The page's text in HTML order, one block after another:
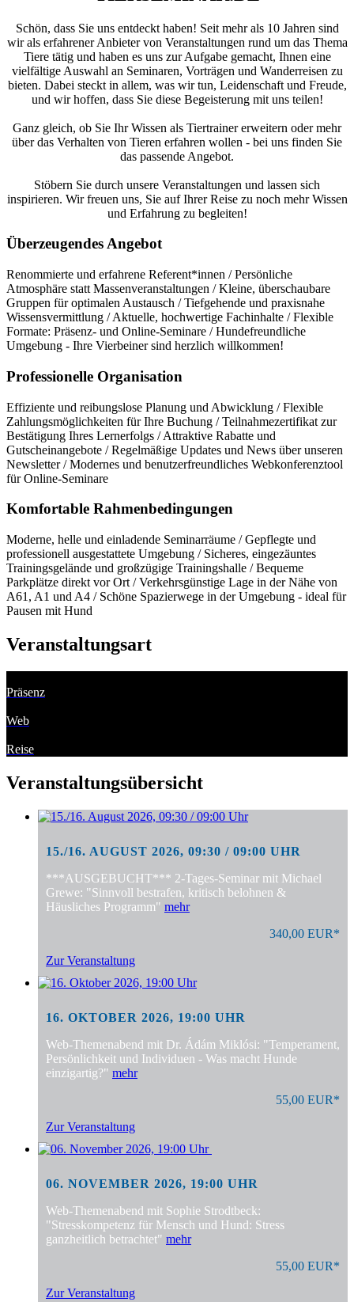
Schön, dass Sie uns entdeckt haben! Seit mehr als 10 Jahren sind
wir als erfahrener Anbieter von Veranstaltungen rund um das Thema
Tiere tätig und haben es uns zur Aufgabe gemacht, Ihnen eine
vielfältige Auswahl an Seminaren, Vorträgen und Wanderreisen zu
bieten. Dabei steckt in allem, was wir tun, Leidenschaft und Freude,
und wir hoffen, dass Sie diese Begeisterung mit uns teilen!
Ganz gleich, ob Sie Ihr Wissen als Tiertrainer erweitern oder mehr
über das Verhalten von Tieren erfahren wollen - bei uns finden Sie
das passende Angebot.
Stöbern Sie durch unsere Veranstaltungen und lassen sich
inspirieren. Wir freuen uns, Sie auf Ihrer Reise zu noch mehr Wissen
und Erfahrung zu begleiten!
Überzeugendes Angebot
Renommierte und erfahrene Referent*innen / Persönliche
Atmosphäre statt Massenveranstaltungen / Kleine, überschaubare
Gruppen für optimalen Austausch / Tiefgehende und praxisnahe
Wissensvermittlung / Aktuelle, hochwertige Fachinhalte / Flexible
Formate: Präsenz- und Online-Seminare / Hundefreundliche
Umgebung - Ihre Vierbeiner sind herzlich willkommen!
Professionelle Organisation
Effiziente und reibungslose Planung und Abwicklung / Flexible
Zahlungsmöglichkeiten für Ihre Buchung / Teilnahmezertifikat zur
Bestätigung Ihres Lernerfolgs / Attraktive Rabatte und
Gutscheinangebote / Regelmäßige Updates und News über unseren
Newsletter / Modernes und benutzerfreundliches Webkonferenztool
für Online-Seminare
Komfortable Rahmenbedingungen
Moderne, helle und einladende Seminarräume / Gepflegte und
professionell ausgestattete Umgebung / Sicheres, eingezäuntes
Trainingsgelände und großzügige Trainingshalle / Bequeme
Parkplätze direkt vor Ort / Verkehrsgünstige Lage in der Nähe von
A61, A1 und A4 / Schöne Spazierwege in der Umgebung - ideal für
Pausen mit Hund
Veranstaltungsart
Präsenz
Web
Reise
Veranstaltungsübersicht
15./16. AUGUST 2026, 09:30 / 09:00 UHR
***AUSGEBUCHT*** 2-Tages-Seminar mit Michael
Grewe: "Sinnvoll bestrafen, kritisch belohnen &
Häusliches Programm" mehr
340,00 EUR*
Zur Veranstaltung
16. OKTOBER 2026, 19:00 UHR
Web-Themenabend mit Dr. Ádám Miklósi: "Temperament,
Persönlichkeit und Individuen - Was macht Hunde
einzigartig?" mehr
55,00 EUR*
Zur Veranstaltung
06. NOVEMBER 2026, 19:00 UHR
Web-Themenabend mit Sophie Strodtbeck:
"Stresskompetenz für Mensch und Hund: Stress
ganzheitlich betrachtet" mehr
55,00 EUR*
Zur Veranstaltung